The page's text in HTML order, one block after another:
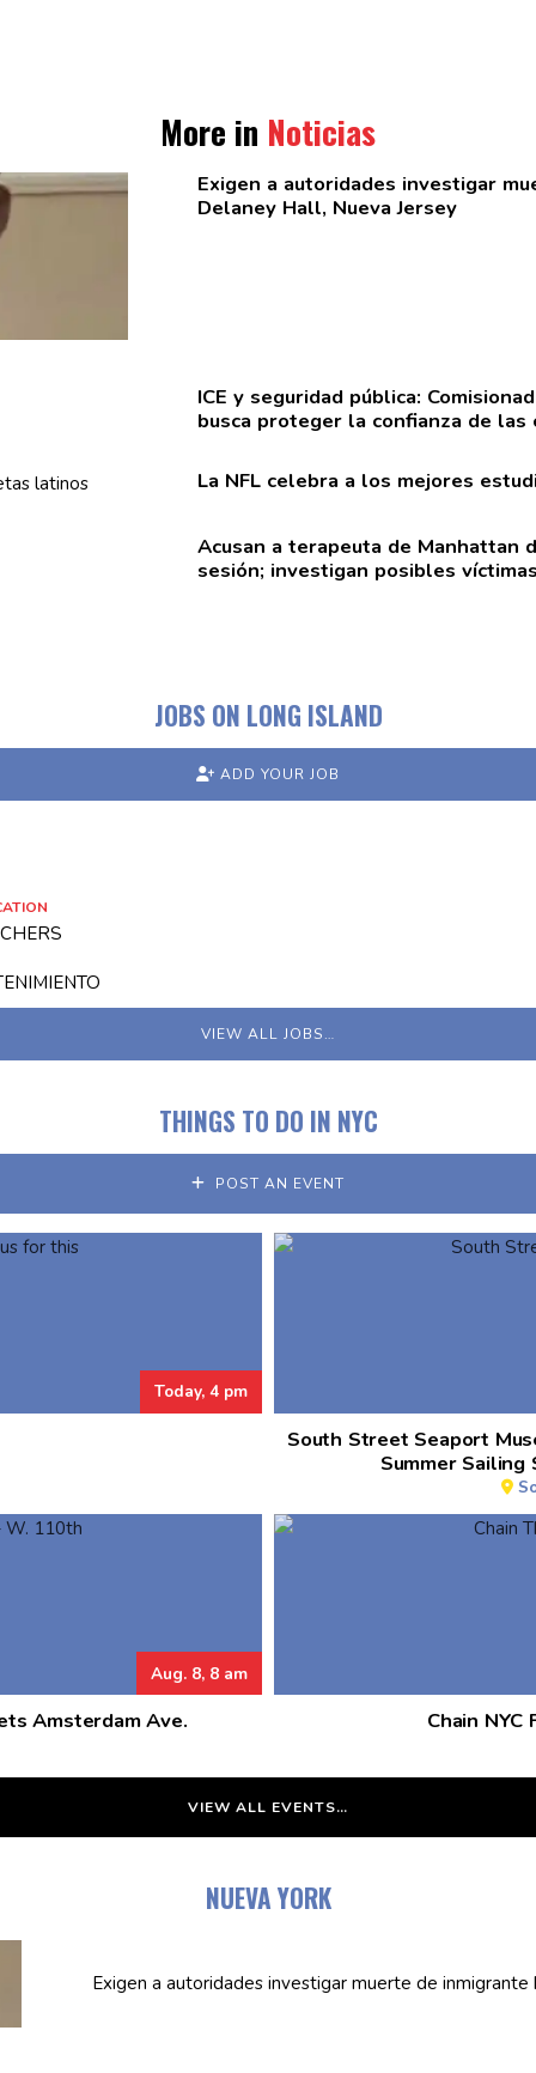
More in Noticias
Exigen a autoridades investigar
Delaney Hall, Nueva Jersey
ICE y seguridad pública:
busca proteger la confianza de las
La NFL celebra a los mejores
Acusan a terapeuta de Manhattan
sesión; investigan posibles
JOBS ON LONG ISLAND
ADD YOUR JOB
VIEW ALL JOBS…
THINGS TO DO IN NYC
POST AN EVENT
Today, 4 pm
South Street Seaport
Summer Sailing
Aug. 8, 8 am
Amsterdam Ave. Chain NYC
VIEW ALL EVENTS…
NUEVA YORK
Exigen a autoridadesinvestigar muerte de inmigrante